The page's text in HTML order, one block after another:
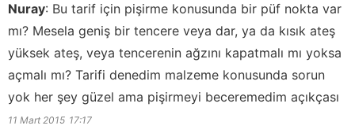
Nuray: Bu tarif için pişirme konusunda bir püf nokta var
mı? Mesela geniş bir tencere veya dar, ya da kısık ateş
yüksek ateş, veya tencerenin ağzını kapatmalı mı yoksa
açmalı mı? Tarifi denedim malzeme konusunda sorun
yok her şey güzel ama pişirmeyi beceremedim açıkçası
11 Mart 2015 17:17